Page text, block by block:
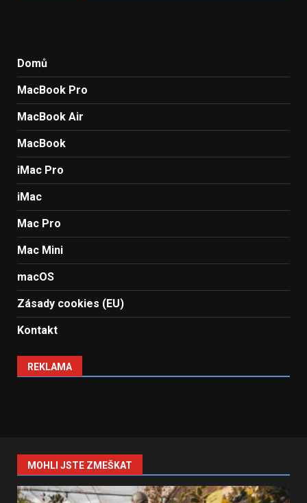
Domů
MacBook Pro
MacBook Air
MacBook
iMac Pro
iMac
Mac Pro
Mac Mini
macOS
Zásady cookies (EU)
Kontakt
REKLAMA
MOHLI JSTE ZMEŠKAT